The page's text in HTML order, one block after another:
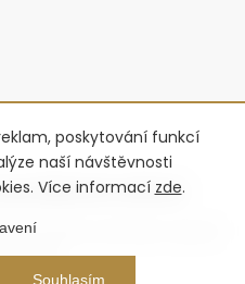
poskytování funkcí
naší návštěvnosti
Více informací zde.
Souhlasím
Premium
práva vyhrazena.
cookies